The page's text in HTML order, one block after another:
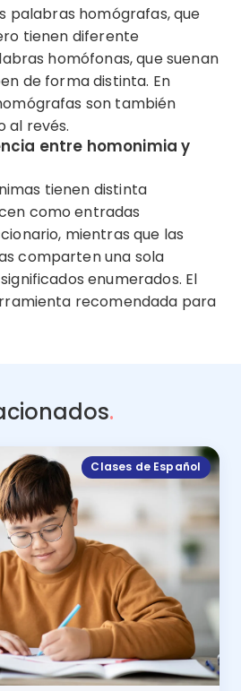
palabras homógrafas, que
tienen diferente
homófonas, que suenan
de forma distinta. En
son también
al revés.
entre homonimia y
tienen distinta
como entradas
mientras que las
comparten una sola
enumerados. El
recomendada para
.
Clases de Español